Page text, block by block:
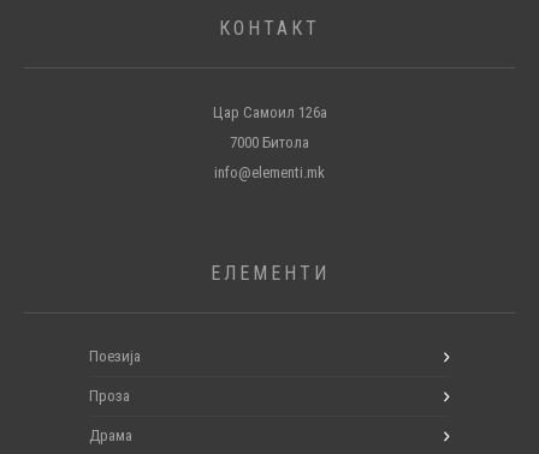
КОНТАКТ
Цар Самоил 126а
7000 Битола
info@elementi.mk
ЕЛЕМЕНТИ
Поезија
Проза
Драма